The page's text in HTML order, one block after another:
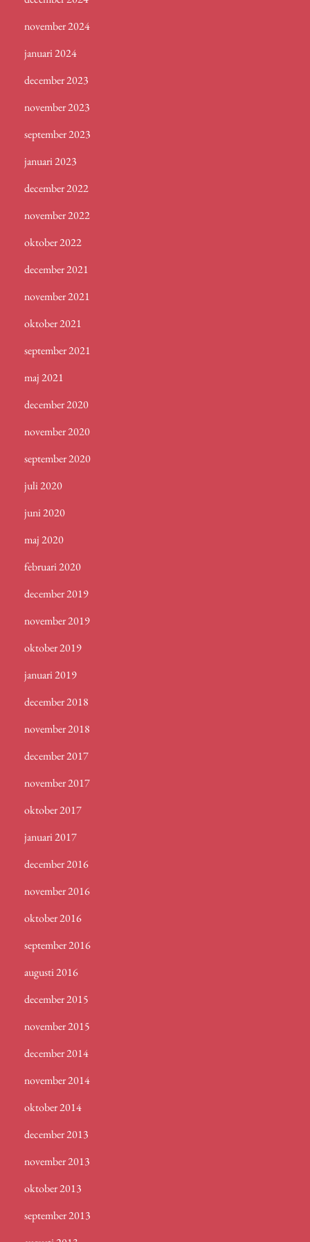
november 2024
januari 2024
december 2023
november 2023
september 2023
januari 2023
december 2022
november 2022
oktober 2022
december 2021
november 2021
oktober 2021
september 2021
maj 2021
december 2020
november 2020
september 2020
juli 2020
juni 2020
maj 2020
februari 2020
december 2019
november 2019
oktober 2019
januari 2019
december 2018
november 2018
december 2017
november 2017
oktober 2017
januari 2017
december 2016
november 2016
oktober 2016
september 2016
augusti 2016
december 2015
november 2015
december 2014
november 2014
oktober 2014
december 2013
november 2013
oktober 2013
september 2013